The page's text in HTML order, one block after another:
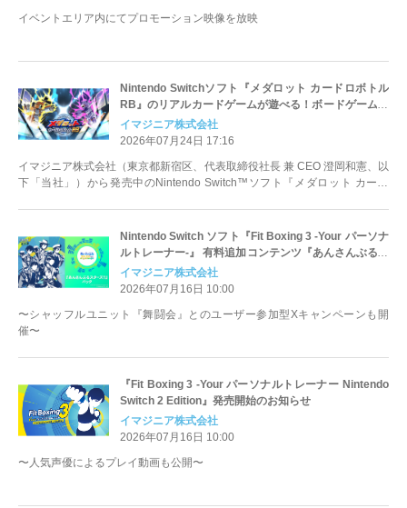
イベントエリア内にてプロモーション映像を放映
Nintendo Switchソフト『メダロット カードロボトル
RB』のリアルカードゲームが遊べる！ボードゲームカ
フェ各店舗とのコラボ開催のお知らせ
イマジニア株式会社
2026年07月24日 17:16
イマジニア株式会社（東京都新宿区、代表取締役社長 兼 CEO 澄岡和憲、以
下「当社」）から発売中のNintendo Switch™ソフト『メダロット カード
Nintendo Switch ソフト『Fit Boxing 3 -Your パーソナ
ルトレーナー-』 有料追加コンテンツ『あんさんぶるス
ターズ！！』パック配信開始のお知らせ
イマジニア株式会社
2026年07月16日 10:00
〜シャッフルユニット『舞闘会』とのユーザー参加型Xキャンペーンも開
催〜
『Fit Boxing 3 -Your パーソナルトレーナー Nintendo
Switch 2 Edition』発売開始のお知らせ
イマジニア株式会社
2026年07月16日 10:00
〜人気声優によるプレイ動画も公開〜